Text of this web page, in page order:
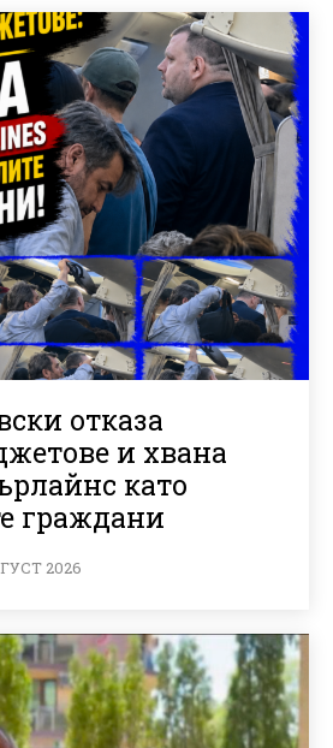
отказа
и хвана
като
граждани
2026